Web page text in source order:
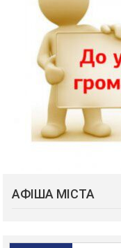
АФІША МІСТА